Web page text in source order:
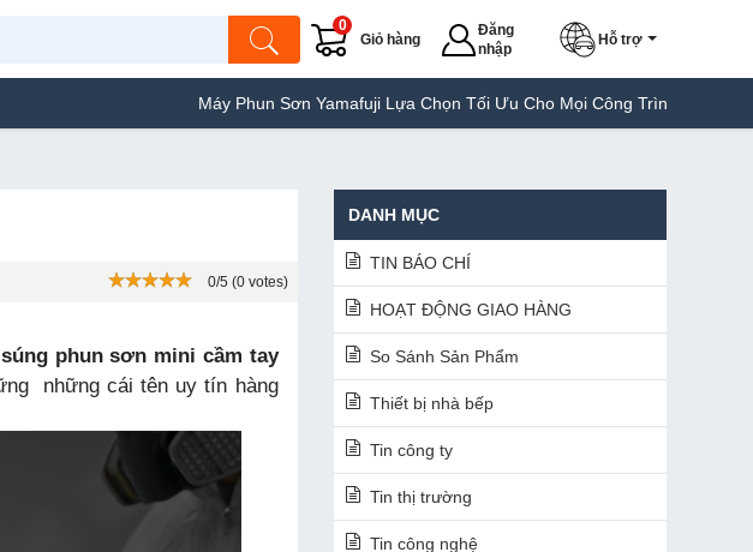
Giỏ hàng
0
Đăng
nhập
Hỗ trợ
Máy Phun Sơn Yamafuji Lựa Chọn Tối Ưu Cho Mọi Công Trình Máy Hàn Túi Yamafuji
0/5 (0 votes)
súng phun sơn mini cầm tay
những cái tên uy tín hàng
DANH MỤC
TIN BÁO CHÍ
HOẠT ĐỘNG GIAO HÀNG
So Sánh Sản Phẩm
Thiết bị nhà bếp
Tin công ty
Tin thị trường
Tin công nghệ